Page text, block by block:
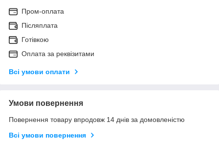
Пром-оплата
Післяплата
Готівкою
Оплата за реквізитами
Всі умови оплати
Умови повернення
Повернення товару впродовж 14 днів за домовленістю
Всі умови повернення